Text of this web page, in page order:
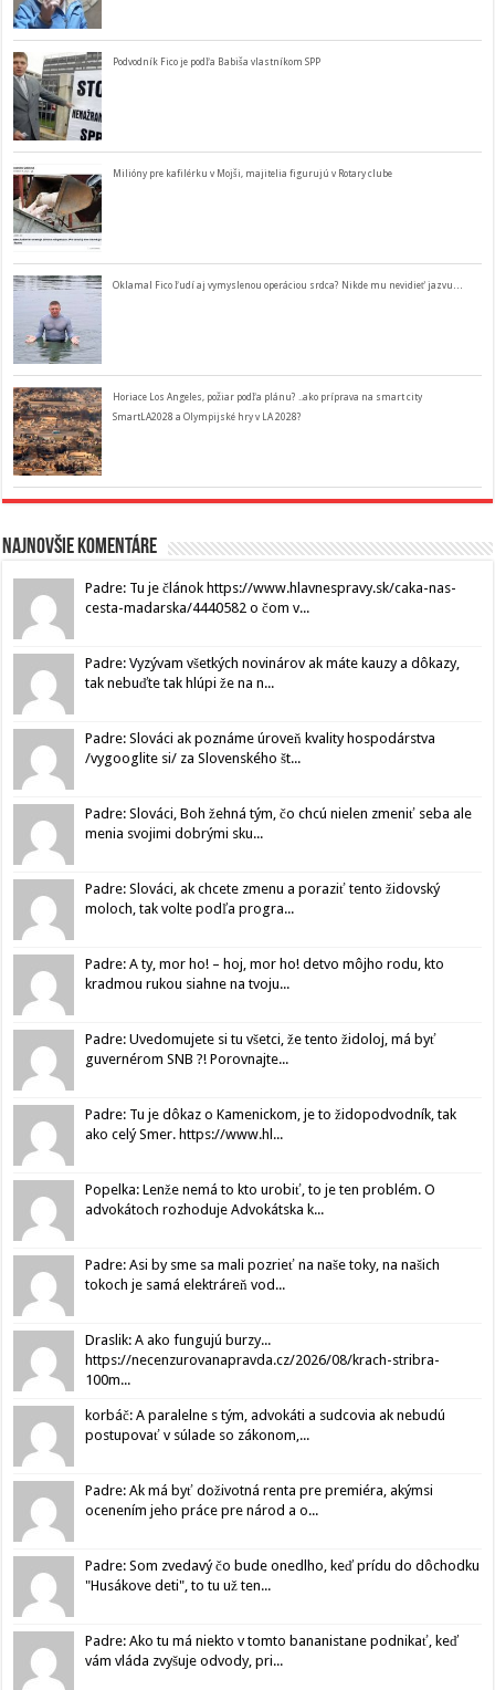
Podvodník Fico je podľa Babiša vlastníkom SPP
Milióny pre kafilérku v Mojši, majitelia figurujú v Rotary clube
Oklamal Fico ľudí aj vymyslenou operáciou srdca? Nikde mu nevidieť jazvu…
Horiace Los Angeles, požiar podľa plánu? ..ako príprava na smart city
SmartLA2028 a Olympijské hry v LA 2028?
Najnovšie komentáre
Padre: Tu je článok https://www.hlavnespravy.sk/caka-nas-
cesta-madarska/4440582 o čom v...
Padre: Vyzývam všetkých novinárov ak máte kauzy a dôkazy,
tak nebuďte tak hlúpi že na n...
Padre: Slováci ak poznáme úroveň kvality hospodárstva
/vygooglite si/ za Slovenského št...
Padre: Slováci, Boh žehná tým, čo chcú nielen zmeniť seba ale
menia svojimi dobrými sku...
Padre: Slováci, ak chcete zmenu a poraziť tento židovský
moloch, tak volte podľa progra...
Padre: A ty, mor ho! – hoj, mor ho! detvo môjho rodu, kto
kradmou rukou siahne na tvoju...
Padre: Uvedomujete si tu všetci, že tento židoloj, má byť
guvernérom SNB ?! Porovnajte...
Padre: Tu je dôkaz o Kamenickom, je to židopodvodník, tak
ako celý Smer. https://www.hl...
Popelka: Lenže nemá to kto urobiť, to je ten problém. O
advokátoch rozhoduje Advokátska k...
Padre: Asi by sme sa mali pozrieť na naše toky, na našich
tokoch je samá elektráreň vod...
Draslik: A ako fungujú burzy...
https://necenzurovanapravda.cz/2026/08/krach-stribra-
100m...
korbáč: A paralelne s tým, advokáti a sudcovia ak nebudú
postupovať v súlade so zákonom,...
Padre: Ak má byť doživotná renta pre premiéra, akýmsi
ocenením jeho práce pre národ a o...
Padre: Som zvedavý čo bude onedlho, keď prídu do dôchodku
"Husákove deti", to tu už ten...
Padre: Ako tu má niekto v tomto bananistane podnikať, keď
vám vláda zvyšuje odvody, pri...